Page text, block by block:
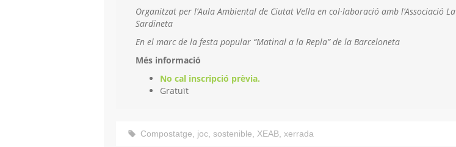
Organitzat per l’Aula Ambiental de Ciutat Vella en col·laboració amb l’Associació La
Sardineta
En el marc de la festa popular “Matinal a la Repla” de la Barceloneta
Més informació
No cal inscripció prèvia.
Gratuït
Compostatge, joc, sostenible, XEAB, xerrada